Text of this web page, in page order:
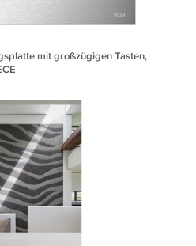
mit großzügigen Tasten,